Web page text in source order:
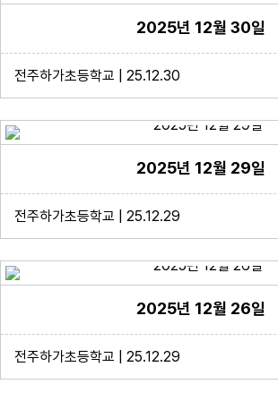
2025년 12월 30일
전주하가초등학교 | 25.12.30
2025년 12월 29일
전주하가초등학교 | 25.12.29
2025년 12월 26일
전주하가초등학교 | 25.12.29